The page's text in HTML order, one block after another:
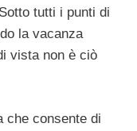
tutti i punti di
la vacanza
vista non è ciò
che consente di